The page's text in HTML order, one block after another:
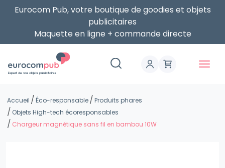
Eurocom Pub, votre boutique de goodies et objets
publicitaires
Maquette en ligne + commande directe
Expert de vos objets publicitaires
Accueil Éco-responsable
Produits phares
Objets High-tech écoresponsables
Chargeur magnétique sans fil en bambou 10W